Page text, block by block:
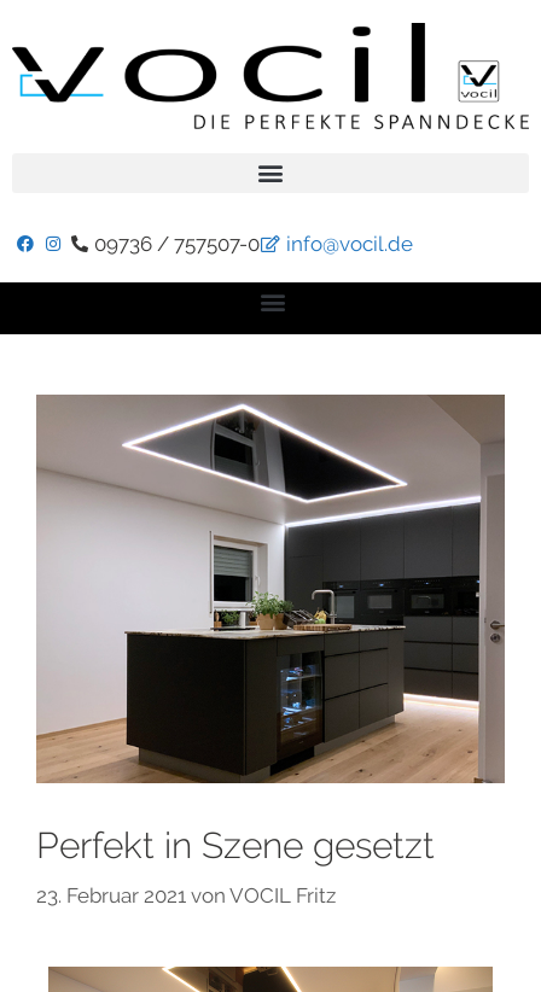
09736 / 757507-0 info@vocil.de
Perfekt in Szene gesetzt
23. Februar 2021 von VOCIL Fritz